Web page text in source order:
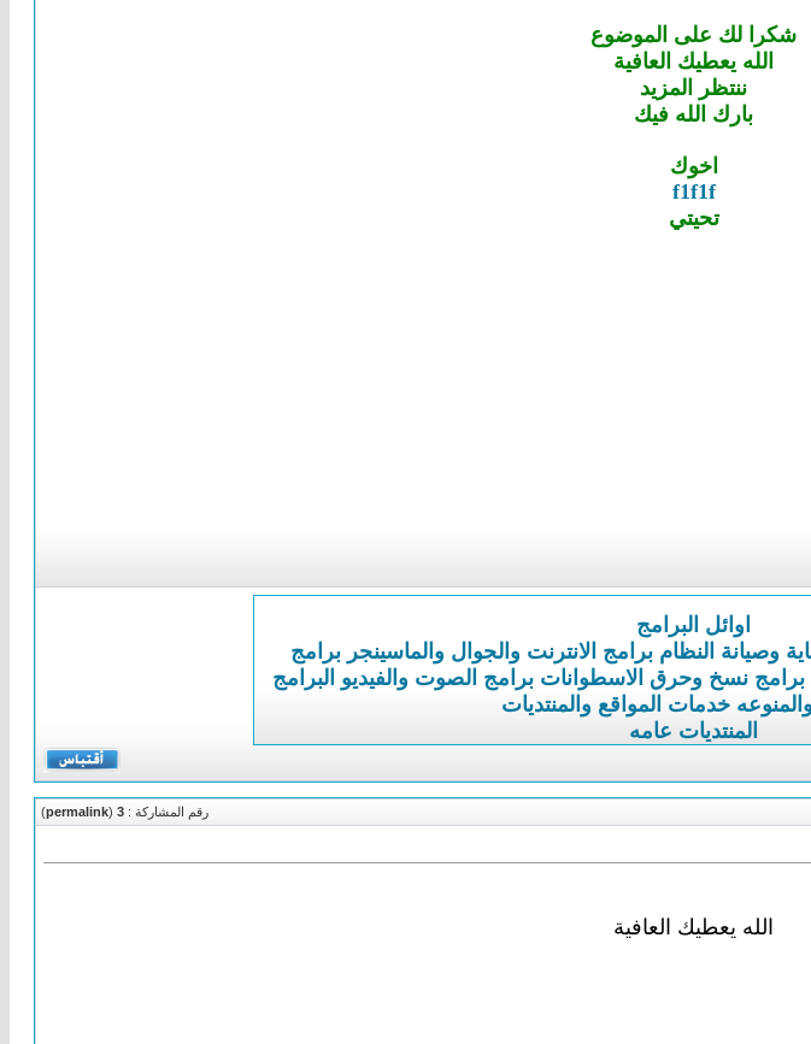
شكرا لك على الموضوع
الله يعطيك العافية
ننتظر المزيد
بارك الله فيك
اخوك
f1f1f
تحيتي
اوائل البرامج
وصيانة النظام برامج الانترنت والجوال والماسينجر برامج
برامج نسخ وحرق الاسطوانات برامج الصوت والفيديو البرامج
خدمات المواقع والمنتديات
المنتديات عامه
رقم المشاركة : 3
(
permalink
)
الله يعطيك العافية